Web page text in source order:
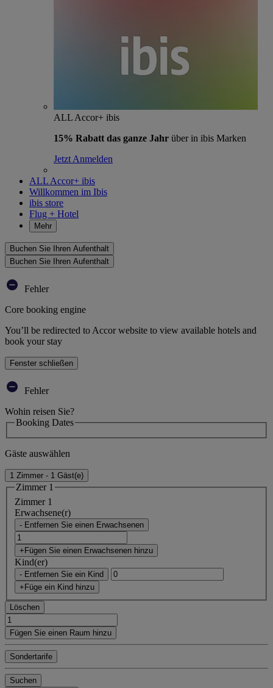
ALL Accor+ ibis
15% Rabatt das ganze Jahr über in ibis Marken
Jetzt Anmelden
ALL Accor+ ibis
Willkommen im Ibis
ibis store
Flug + Hotel
Mehr
Buchen Sie Ihren Aufenthalt
Buchen Sie Ihren Aufenthalt
Fehler
Core booking engine
You’ll be redirected to Accor website to view available hotels and
book your stay
Fenster schließen
Fehler
Wohin reisen Sie?
Booking Dates
Gäste auswählen
1 Zimmer - 1 Gäst(e)
Zimmer 1
Zimmer 1
Erwachsene(r)
- Entfernen Sie einen Erwachsenen
+Fügen Sie einen Erwachsenen hinzu
Kind(er)
- Entfernen Sie ein Kind
+Füge ein Kind hinzu
Löschen
Fügen Sie einen Raum hinzu
Sondertarife
Suchen